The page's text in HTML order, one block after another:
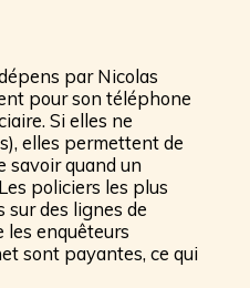
par Nicolas
pour son téléphone
Si elles ne
elles permettent de
savoir quand un
policiers les plus
sur des lignes de
les enquêteurs
sont payantes, ce qui